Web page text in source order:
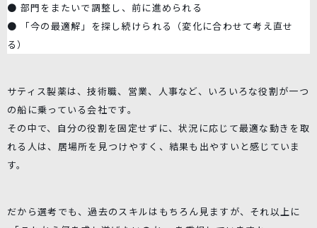
● 部門をまたいで調整し、前に進められる
● 「今の最適解」を探し続けられる（変化に合わせて考え直せ
る）
サティス製薬は、技術職、営業、人事など、いろいろな役割が一つ
の船に乗っている会社です。
その中で、自分の役割を固定せずに、状況に応じて最適な動きを取
れる人は、居場所を見つけやすく、結果も出やすいと感じていま
す。
だから選考でも、過去のスキルはもちろん見ますが、それ以上に